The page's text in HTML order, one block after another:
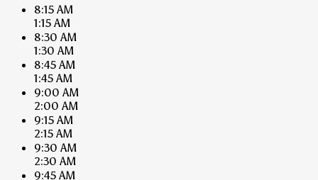
8:15 AM
1:15 AM
8:30 AM
1:30 AM
8:45 AM
1:45 AM
9:00 AM
2:00 AM
9:15 AM
2:15 AM
9:30 AM
2:30 AM
9:45 AM